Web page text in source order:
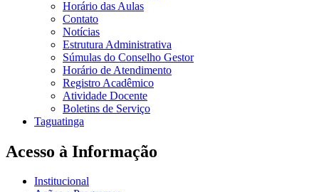
Horário das Aulas
Contato
Notícias
Estrutura Administrativa
Súmulas do Conselho Gestor
Horário de Atendimento
Registro Acadêmico
Atividade Docente
Boletins de Serviço
Taguatinga
Acesso à Informação
Institucional